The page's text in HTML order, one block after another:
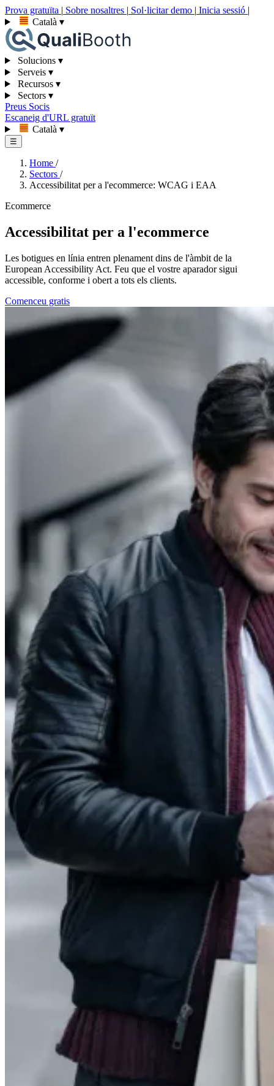
Prova gratuïta | Sobre nosaltres | Sol·licitar demo | Inicia sessió |
Català ▾
Solucions ▾
Serveis ▾
Recursos ▾
Sectors ▾
Preus Socis
Escaneig d'URL gratuït
Català ▾
☰
Home /
Sectors /
Accessibilitat per a l'ecommerce: WCAG i EAA
Ecommerce
Accessibilitat per a l'ecommerce
Les botigues en línia entren plenament dins de l'àmbit de la
European Accessibility Act. Feu que el vostre aparador sigui
accessible, conforme i obert a tots els clients.
Comenceu gratis